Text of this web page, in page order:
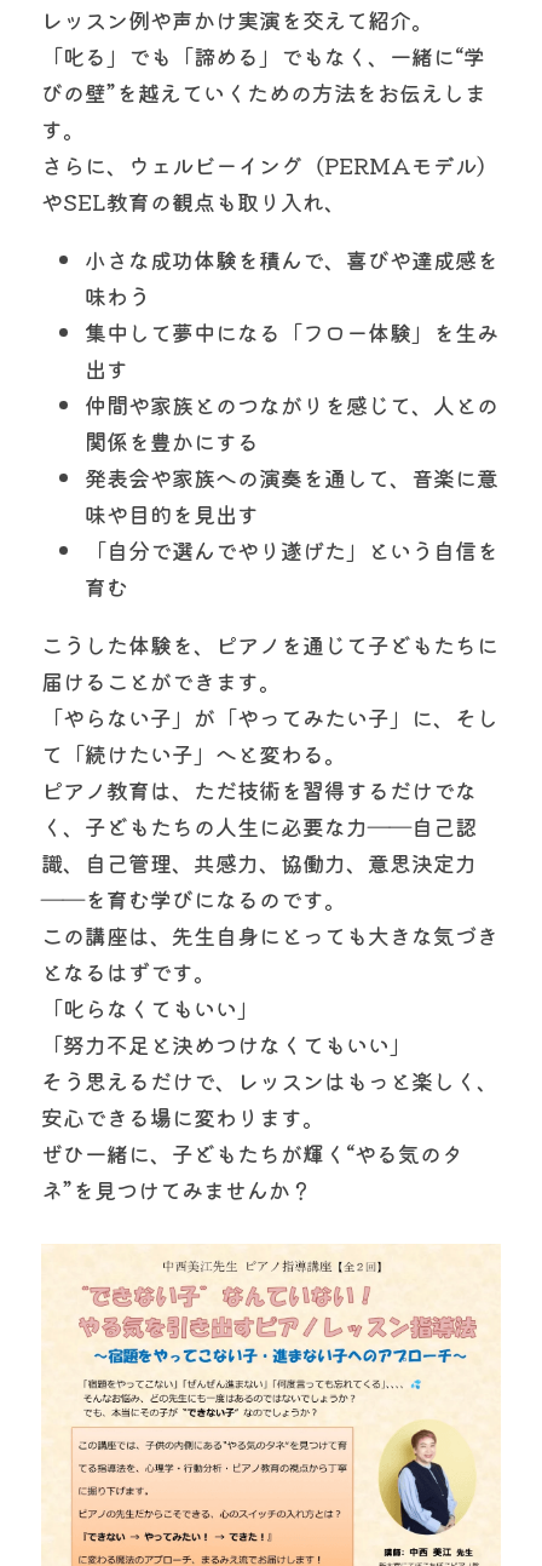
レッスン例や声かけ実演を交えて紹介。
「叱る」でも「諦める」でもなく、一緒に“学
びの壁”を越えていくための方法をお伝えしま
す。
さらに、ウェルビーイング（PERMAモデル）
やSEL教育の観点も取り入れ、
小さな成功体験を積んで、喜びや達成感を
味わう
集中して夢中になる「フロー体験」を生み
出す
仲間や家族とのつながりを感じて、人との
関係を豊かにする
発表会や家族への演奏を通して、音楽に意
味や目的を見出す
「自分で選んでやり遂げた」という自信を
育む
こうした体験を、ピアノを通じて子どもたちに
届けることができます。
「やらない子」が「やってみたい子」に、そし
て「続けたい子」へと変わる。
ピアノ教育は、ただ技術を習得するだけでな
く、子どもたちの人生に必要な力――自己認
識、自己管理、共感力、協働力、意思決定力
――を育む学びになるのです。
この講座は、先生自身にとっても大きな気づき
となるはずです。
「叱らなくてもいい」
「努力不足と決めつけなくてもいい」
そう思えるだけで、レッスンはもっと楽しく、
安心できる場に変わります。
ぜひ一緒に、子どもたちが輝く“やる気のタ
ネ”を見つけてみませんか？